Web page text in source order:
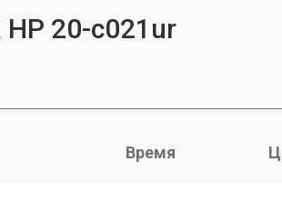
20-c021ur
Время